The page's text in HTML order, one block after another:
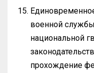
военной
национальной
прохождение